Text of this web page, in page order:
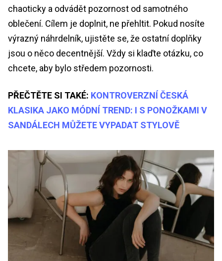
chaoticky a odvádět pozornost od samotného
oblečení. Cílem je doplnit, ne přehltit. Pokud nosíte
výrazný náhrdelník, ujistěte se, že ostatní doplňky
jsou o něco decentnější. Vždy si klaďte otázku, co
chcete, aby bylo středem pozornosti.
PŘEČTĚTE SI TAKÉ: KONTROVERZNÍ ČESKÁ
KLASIKA JAKO MÓDNÍ TREND: I S PONOŽKAMI V
SANDÁLECH MŮŽETE VYPADAT STYLOVĚ